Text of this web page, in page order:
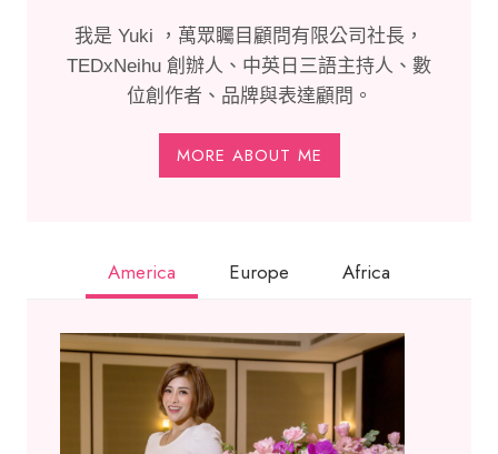
我是 Yuki ，萬眾矚目顧問有限公司社長，
TEDxNeihu 創辦人、中英日三語主持人、數
位創作者、品牌與表達顧問。
MORE ABOUT ME
America Europe Africa